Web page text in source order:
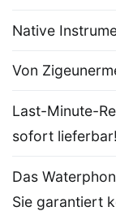
Native
Von
Last-Minute-
sofort lieferbar!
Das
Sie garantiert